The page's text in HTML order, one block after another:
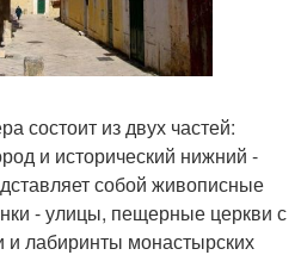
состоит из двух частей:
и исторический нижний -
собой живописные
- улицы, пещерные церкви с
лабиринты монастырских